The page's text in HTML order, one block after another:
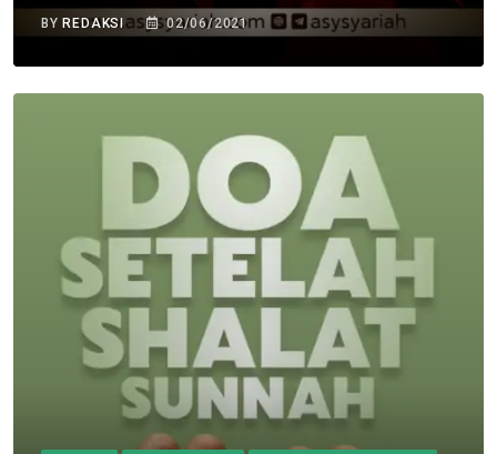
BY REDAKSI 02/06/2021